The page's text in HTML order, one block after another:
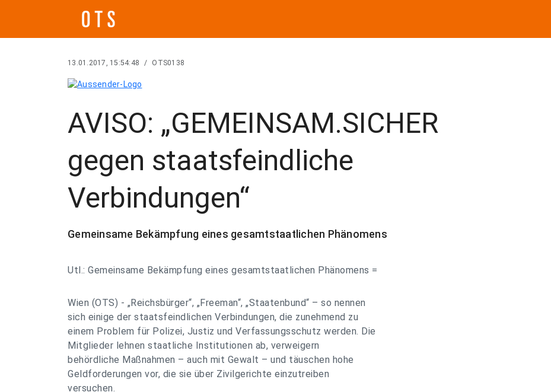
13.01.2017, 15:54:48 / OTS0138
AVISO: „GEMEINSAM.SICHER
gegen staatsfeindliche
Verbindungen“
Gemeinsame Bekämpfung eines gesamtstaatlichen Phänomens
Utl.: Gemeinsame Bekämpfung eines gesamtstaatlichen Phänomens =
Wien (OTS) - „Reichsbürger“, „Freeman“, „Staatenbund“ – so nennen
sich einige der staatsfeindlichen Verbindungen, die zunehmend zu
einem Problem für Polizei, Justiz und Verfassungsschutz werden. Die
Mitglieder lehnen staatliche Institutionen ab, verweigern
behördliche Maßnahmen – auch mit Gewalt – und täuschen hohe
Geldforderungen vor, die sie über Zivilgerichte einzutreiben
versuchen.